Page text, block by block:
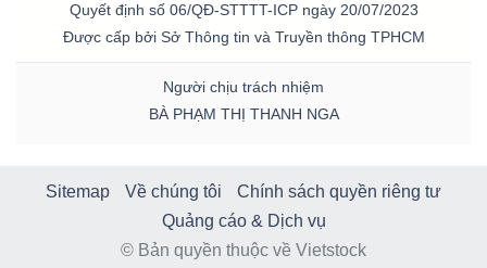
Quyết định số 06/QĐ-STTTT-ICP ngày 20/07/2023
Được cấp bởi Sở Thông tin và Truyền thông TPHCM
Người chịu trách nhiệm
BÀ PHẠM THỊ THANH NGA
Sitemap Về chúng tôi
Chính sách quyền riêng tư
Quảng cáo & Dịch vụ
© Bản quyền thuộc về Vietstock